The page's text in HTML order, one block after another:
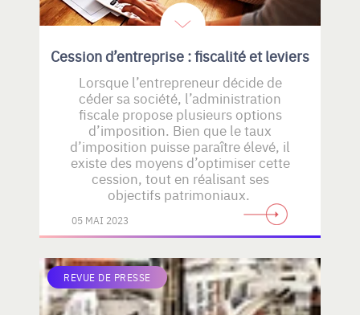
Cession d’entreprise : fiscalité et leviers
Lorsque l’entrepreneur décide de
céder sa société, l’administration
fiscale propose plusieurs options
d’imposition. Bien que le taux
d’imposition puisse paraître élevé, il
existe des moyens d’optimiser cette
cession, tout en réalisant ses
objectifs patrimoniaux.
05 MAI 2023
REVUE DE PRESSE